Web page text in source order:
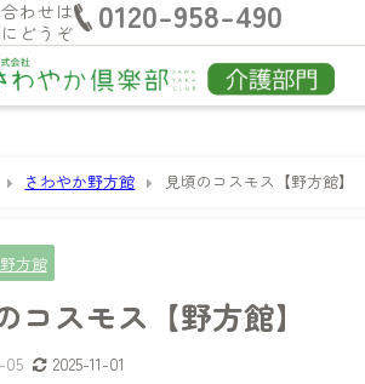
わせは
どうぞ
0120-958-490
さわやか野方館 見頃のコスモス【野方館】
方館
コスモス【野方館】
05 2025-11-01